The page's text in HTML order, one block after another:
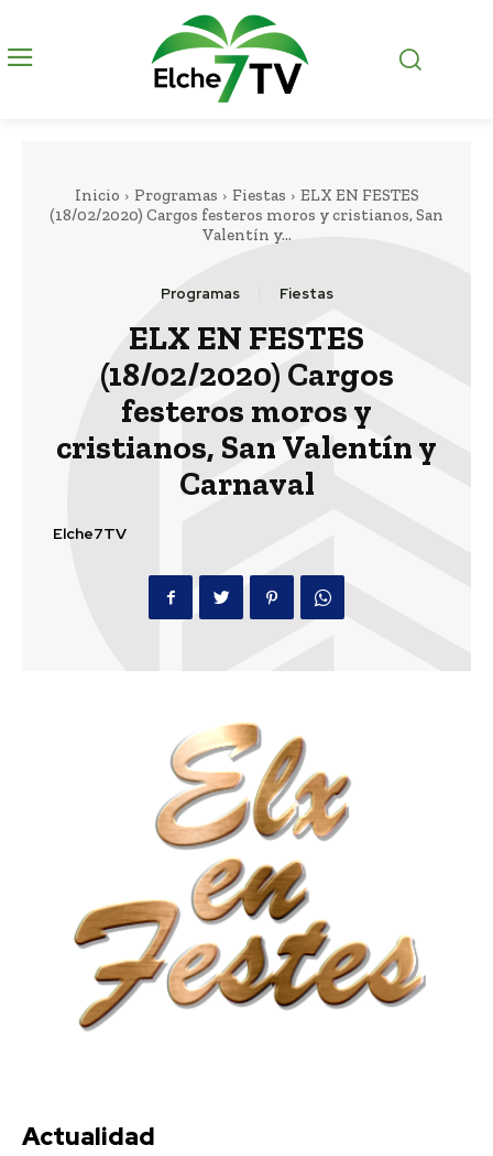
Inicio Programas Fiestas
ELX EN FESTES
(18/02/2020) Cargos festeros moros y cristianos, San
Valentín y...
Programas Fiestas
ELX EN FESTES
(18/02/2020) Cargos
festeros moros y
cristianos, San Valentín y
Carnaval
Elche7TV
Actualidad